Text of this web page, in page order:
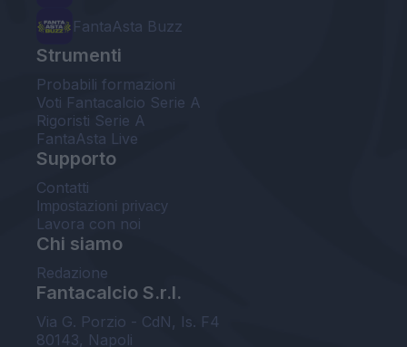
FantaAsta Buzz
Strumenti
Probabili formazioni
Voti Fantacalcio Serie A
Rigoristi Serie A
FantaAsta Live
Supporto
Contatti
Impostazioni privacy
Lavora con noi
Chi siamo
Redazione
Fantacalcio S.r.l.
Via G. Porzio - CdN, Is. F4
80143, Napoli